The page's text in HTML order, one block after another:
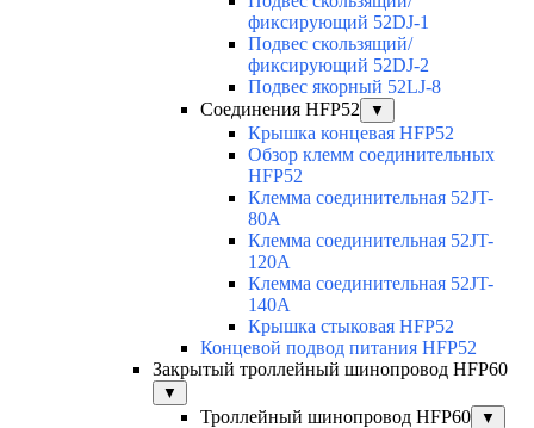
фиксирующий 52DJ-1
Подвес скользящий/
фиксирующий 52DJ-2
Подвес якорный 52LJ-8
Соединения HFP52
▼
Крышка концевая HFP52
Обзор клемм соединительных
HFP52
Клемма соединительная 52JT-
80A
Клемма соединительная 52JT-
120A
Клемма соединительная 52JT-
140A
Крышка стыковая HFP52
Концевой подвод питания HFP52
Закрытый троллейный шинопровод HFP60
▼
Троллейный шинопровод HFP60 ▼